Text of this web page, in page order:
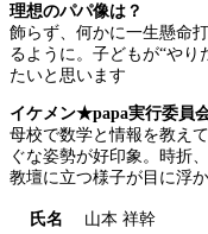
理想のパパ像は？
飾らず、何かに一生懸命
るように。子どもが“やり
たいと思います
イケメン★papa実行委員
母校で数学と情報を教え
ぐな姿勢が好印象。時折
教壇に立つ様子が目に浮
氏名
山本 祥幹